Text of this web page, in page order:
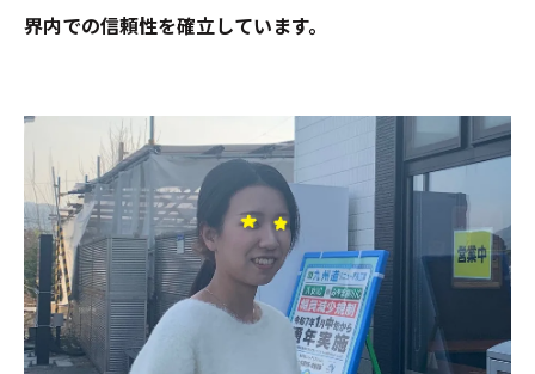
界内での信頼性を確立しています。